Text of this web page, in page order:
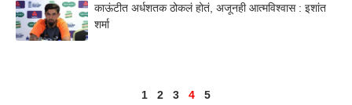
काऊंटीत अर्धशतक ठोकलं होतं, अजूनही आत्मविश्वास : इशांत
शर्मा
1 2 3 4 5